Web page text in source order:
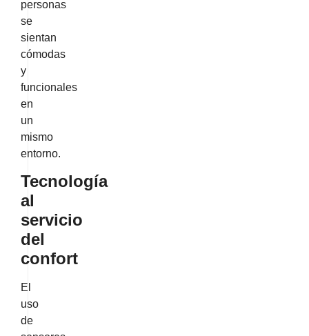
personas
se
sientan
cómodas
y
funcionales
en
un
mismo
entorno.
Tecnología
al
servicio
del
confort
El
uso
de